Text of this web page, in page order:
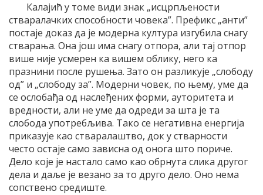
Калајић у томе види знак „исцрпљености
стваралачких способности човека”. Префикс „анти”
постаје доказ да је модерна култура изгубила снагу
стварања. Она још има снагу отпора, али тај отпор
више није усмерен ка вишем облику, него ка
празнини после рушења. Зато он разликује „слободу
од” и „слободу за”. Модерни човек, по њему, уме да
се ослобађа од наслеђених форми, ауторитета и
вредности, али не уме да одреди за шта је та
слобода употребљива. Тако се негативна енергија
приказује као стваралаштво, док у стварности
често остаје само зависна од онога што пориче.
Дело које је настало само као обрнута слика другог
дела и даље је везано за то друго дело. Оно нема
сопствено средиште.